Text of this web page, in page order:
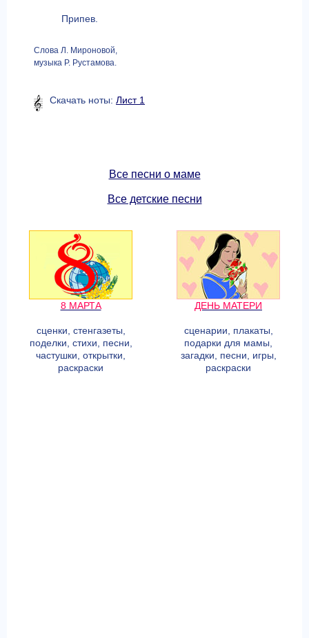
Припев.
Слова Л. Мироновой,
музыка Р. Рустамова.
Скачать ноты: Лист 1
Все песни о маме
Все детские песни
8 МАРТА
сценки, стенгазеты,
поделки, стихи, песни,
частушки, открытки,
раскраски
ДЕНЬ МАТЕРИ
сценарии, плакаты,
подарки для мамы,
загадки, песни, игры,
раскраски